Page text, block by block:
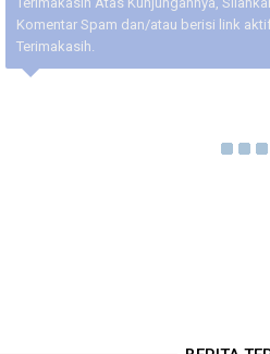
Komentar Spam dan/atau berisi link
Terimakasih.